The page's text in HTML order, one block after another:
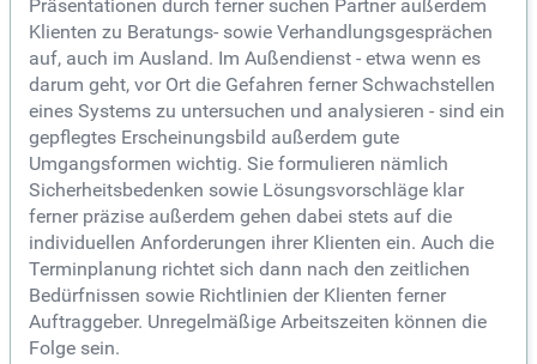
Präsentationen durch ferner suchen Partner außerdem
Klienten zu Beratungs- sowie Verhandlungsgesprächen
auf, auch im Ausland. Im Außendienst - etwa wenn es
darum geht, vor Ort die Gefahren ferner Schwachstellen
eines Systems zu untersuchen und analysieren - sind ein
gepflegtes Erscheinungsbild außerdem gute
Umgangsformen wichtig. Sie formulieren nämlich
Sicherheitsbedenken sowie Lösungsvorschläge klar
ferner präzise außerdem gehen dabei stets auf die
individuellen Anforderungen ihrer Klienten ein. Auch die
Terminplanung richtet sich dann nach den zeitlichen
Bedürfnissen sowie Richtlinien der Klienten ferner
Auftraggeber. Unregelmäßige Arbeitszeiten können die
Folge sein.